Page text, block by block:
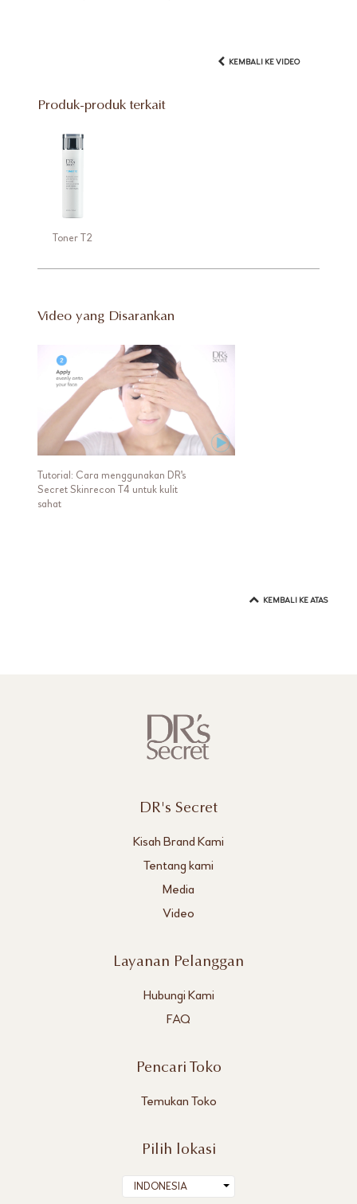
KEMBALI KE VIDEO
Produk-produk terkait
Toner T2
Video yang Disarankan
Tutorial: Cara menggunakan DR's
Secret Skinrecon T4 untuk kulit
sahat
KEMBALI KE ATAS
DR's Secret
Kisah Brand Kami
Tentang kami
Media
Video
Layanan Pelanggan
Hubungi Kami
FAQ
Pencari Toko
Temukan Toko
Pilih lokasi
INDONESIA